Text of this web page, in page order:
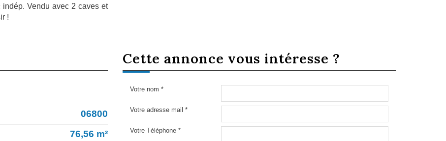
Vendu avec 2 caves et
!
06800
76,56 m²
cette annonce vous intéresse ?
Votre nom *
Votre adresse mail *
Votre Téléphone *